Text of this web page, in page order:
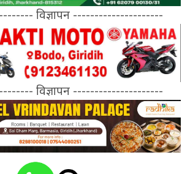
विज्ञापन ---------------------
विज्ञापन ---------------------